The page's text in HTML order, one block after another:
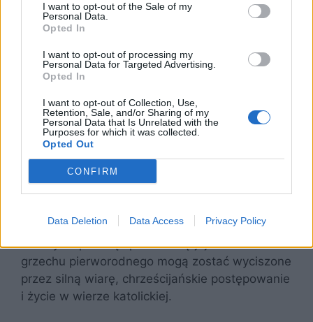
I want to opt-out of the Sale of my
Personal Data.
Opted In
I want to opt-out of processing my
Personal Data for Targeted Advertising.
Opted In
I want to opt-out of Collection, Use,
Retention, Sale, and/or Sharing of my
Personal Data that Is Unrelated with the
Purposes for which it was collected.
Opted Out
CONFIRM
Data Deletion Data Access Privacy Policy
było wygnanie Adama i Ewy z raju, a co za tym
idzie skazanie ludzkości na życie w trudzie.
Grzech pierworodny spowodował zranienie w
siłach naturalnych, czyli ograniczenie sił ciała i
psychiki, co jest cechą wszystkich ludzi, mimo iż
powstaliśmy na podobieństwo Boga.
Dodatkowo, grzech Adama i Ewy zakorzenił w
nas pewną wrodzoną skłonność do czynienia
zła, a to, czy będzie się ona ujawniać, zależy
tylko od nas i od siły naszej wiary. Skutkom
grzechu pierworodnego nie trzeba i nie należy
grzeszenia, nie oznacza, że nie powinniśmy
walczyć z pokusą i poddać się jej. Skutki
grzechu pierworodnego mogą zostać wyciszone
przez silną wiarę, chrześcijańskie postępowanie
i życie w wierze katolickiej.